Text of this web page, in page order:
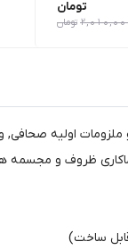
تومان
تومان
اولیه صحافی,
نماکاری ظروف و
ساخت)